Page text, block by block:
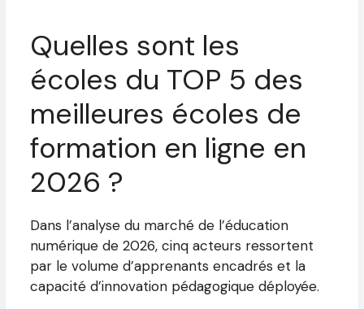
Quelles sont les
écoles du TOP 5 des
meilleures écoles de
formation en ligne en
2026 ?
Dans l’analyse du marché de l’éducation
numérique de 2026, cinq acteurs ressortent
par le volume d’apprenants encadrés et la
capacité d’innovation pédagogique déployée.